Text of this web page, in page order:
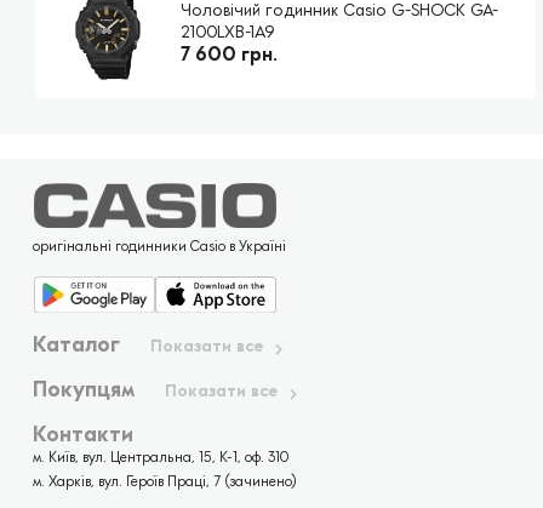
Чоловічий годинник Casio G-SHOCK GA-
2100LXB-1A9
7 600 грн.
оригінальні годинники Casio в Україні
Каталог Показати все
Покупцям Показати все
Контакти
м. Київ, вул. Центральна, 15, К-1, оф. 310
м. Харків, вул. Героїв Праці, 7 (зачинено)